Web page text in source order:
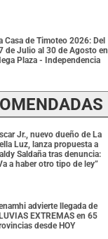
Casa de Timoteo 2026: Del
de Julio al 30 de Agosto en
Plaza - Independencia
Jr., nuevo dueño de La
Luz, lanza propuesta a
Saldaña tras denuncia:
a haber otro tipo de ley”
advierte llegada de
EXTREMAS en 65
desde HOY